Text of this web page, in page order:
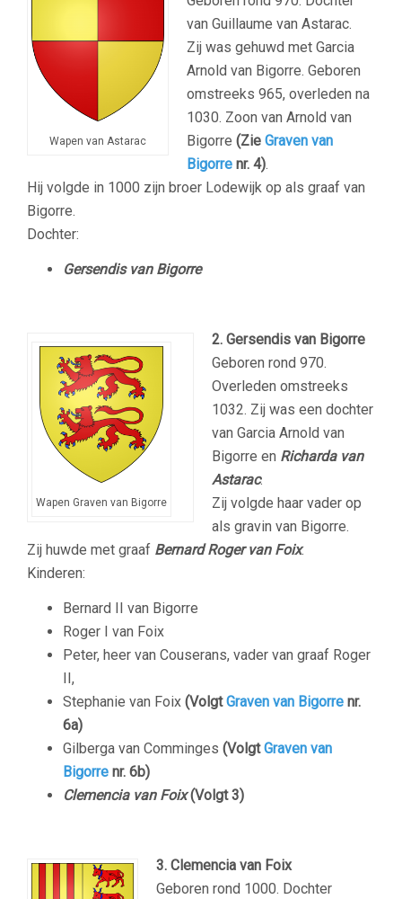
Wapen van Astarac
van Guillaume van Astarac.
Zij was gehuwd met Garcia
Arnold van Bigorre. Geboren
omstreeks 965, overleden na
1030. Zoon van Arnold van
Bigorre (Zie Graven van
Bigorre nr. 4).
Hij volgde in 1000 zijn broer Lodewijk op als graaf van
Bigorre.
Dochter:
Gersendis van Bigorre
Wapen Graven van Bigorre
2. Gersendis van Bigorre
Geboren rond 970.
Overleden omstreeks
1032. Zij was een dochter
van Garcia Arnold van
Bigorre en Richarda van
Astarac.
Zij volgde haar vader op
als gravin van Bigorre.
Zij huwde met graaf Bernard Roger van Foix.
Kinderen:
Bernard II van Bigorre
Roger I van Foix
Peter, heer van Couserans, vader van graaf Roger
II,
Stephanie van Foix (VolgtGraven van Bigorre nr.
6a)
Gilberga van Comminges (VolgtGraven van
Bigorre nr. 6b)
Clemencia van Foix(Volgt 3)
3. Clemencia van Foix
Geboren rond 1000. Dochter